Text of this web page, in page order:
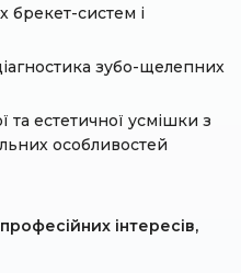
брекет-систем і
зубо-щелепних
естетичної усмішки з
особливостей
інтересів,